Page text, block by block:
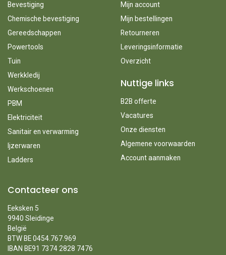
Bevestiging
Chemische bevestiging
Gereedschappen
Powertools
Tuin
Werkkledij
Werkschoenen
PBM
Elektriciteit
Sanitair en verwarming
Ijzerwaren
Ladders
Mijn account
Mijn bestellingen
Retourneren
Leveringsinformatie
Overzicht
Nuttige links
B2B offerte
Vacatures
Onze diensten
Algemene voorwaarden
Account aanmaken
Contacteer ons
Eeksken 5
9940 Sleidinge
België
BTW BE 0454.767.969
IBAN BE91 7374 2828 7476